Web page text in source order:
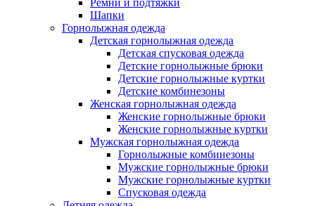
Ремни и подтяжки
Шапки
Горнолыжная одежда
Детская горнолыжная одежда
Детская спусковая одежда
Детские горнолыжные брюки
Детские горнолыжные куртки
Детские комбинезоны
Женская горнолыжная одежда
Женские горнолыжные брюки
Женские горнолыжные куртки
Мужская горнолыжная одежда
Горнолыжные комбинезоны
Мужские горнолыжные брюки
Мужские горнолыжные куртки
Спусковая одежда